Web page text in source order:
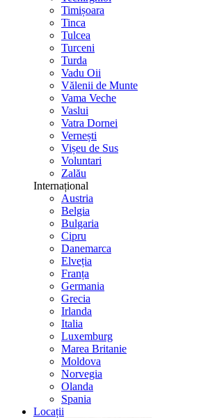
Timișoara
Tinca
Tulcea
Turceni
Turda
Vadu Oii
Vălenii de Munte
Vama Veche
Vaslui
Vatra Dornei
Vernești
Vișeu de Sus
Voluntari
Zalău
Internațional
Austria
Belgia
Bulgaria
Cipru
Danemarca
Elveția
Franța
Germania
Grecia
Irlanda
Italia
Luxemburg
Marea Britanie
Moldova
Norvegia
Olanda
Spania
Locații